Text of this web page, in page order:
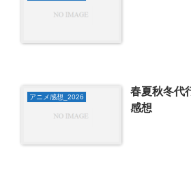
アニメ感想_2026
春夏秋冬代
感想